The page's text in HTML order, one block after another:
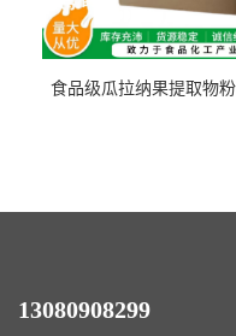
食品级瓜拉纳果提取物
13080908299